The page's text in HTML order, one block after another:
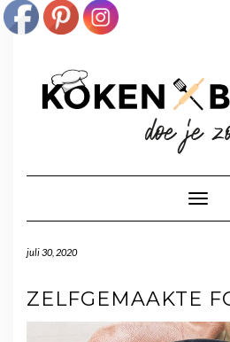
juli 30, 2020
ZELFGEMAAKTE